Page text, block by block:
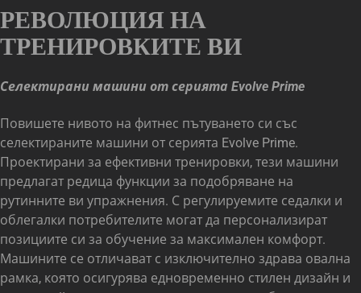
РЕВОЛЮЦИЯ НА
ТРЕНИРОВКИТЕ ВИ
Селектирани машини от серията Evolve Prime
Повишете нивото на фитнес пътуването си със
селектираните машини от серията Evolve Prime.
Проектирани за ефективни тренировки, тези машини
предлагат редица функции за подобряване на
рутинните ви упражнения. С регулируемите седалки и
облегалки потребителите могат да персонализират
позициите си за обучение за максимален комфорт.
Машините се отличават с изключително здрава овална
рамка, която осигурява едновременно стилен дизайн и